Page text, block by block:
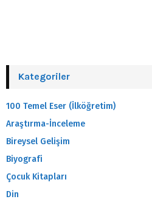
Kategoriler
100 Temel Eser (İlköğretim)
Araştırma-İnceleme
Bireysel Gelişim
Biyografi
Çocuk Kitapları
Din